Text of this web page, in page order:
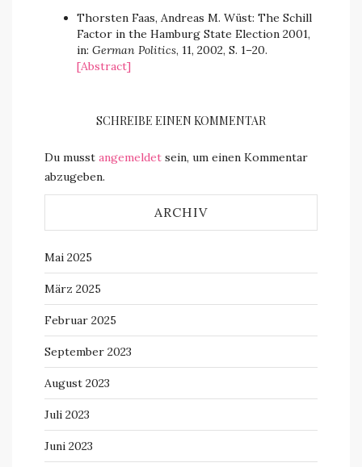
Thorsten Faas, Andreas M. Wüst: The Schill
Factor in the Hamburg State Election 2001,
in: German Politics, 11, 2002, S. 1–20.
[Abstract]
SCHREIBE EINEN KOMMENTAR
Du musst angemeldet sein, um einen Kommentar
abzugeben.
ARCHIV
Mai 2025
März 2025
Februar 2025
September 2023
August 2023
Juli 2023
Juni 2023